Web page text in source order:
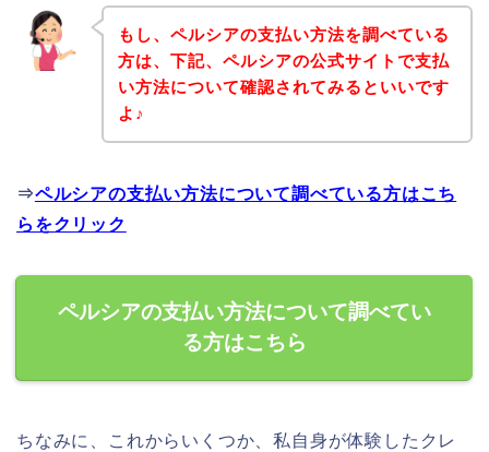
もし、ペルシアの支払い方法を調べている
方は、下記、ペルシアの公式サイトで支払
い方法について確認されてみるといいです
よ♪
⇒ペルシアの支払い方法について調べている方はこち
らをクリック
ペルシアの支払い方法について調べてい
る方はこちら
ちなみに、これからいくつか、私自身が体験したクレ